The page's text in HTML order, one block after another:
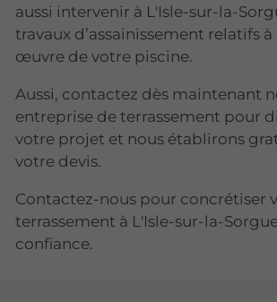
aussi intervenir à L'Isle-sur-la-
travaux d’assainissement relatifs à
œuvre de votre piscine.
Aussi, contactez dès maintenant
entreprise de terrassement pour
votre projet et nous établirons
votre devis.
Contactez-nous pour concrétiser
terrassement à L'Isle-sur-la-
confiance.